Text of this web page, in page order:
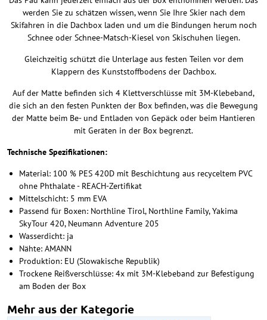
werden Sie zu schätzen wissen, wenn Sie Ihre Skier nach dem
Skifahren in die Dachbox laden und um die Bindungen herum noch
Schnee oder Schnee-Matsch-Kiesel von Skischuhen liegen.
Gleichzeitig schützt die Unterlage aus festen Teilen vor dem
Klappern des Kunststoffbodens der Dachbox.
Auf der Matte befinden sich 4 Klettverschlüsse mit 3M-Klebeband,
die sich an den festen Punkten der Box befinden, was die Bewegung
der Matte beim Be- und Entladen von Gepäck oder beim Hantieren
mit Geräten in der Box begrenzt.
Technische Spezifikationen:
Material: 100 % PES 420D mit Beschichtung aus recyceltem PVC
ohne Phthalate - REACH-Zertifikat
Mittelschicht: 5 mm EVA
Passend für Boxen: Northline Tirol, Northline Family, Yakima
SkyTour 420, Neumann Adventure 205
Wasserdicht: ja
Nähte: AMANN
Produktion: EU (Slowakische Republik)
Trockene Reißverschlüsse: 4x mit 3M-Klebeband zur Befestigung
am Boden der Box
Mehr aus der Kategorie